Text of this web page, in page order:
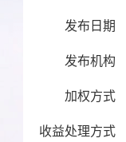
发布日期
发布机构
加权方式
收益处理方式